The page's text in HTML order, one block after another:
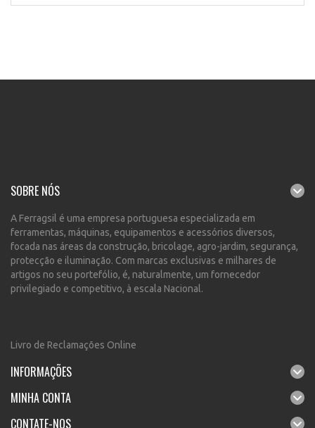
SOBRE NÓS
A Ferragsil é uma empresa portuguesa especializada em
ferramentas, máquinas, equipamentos e acessórios diversos,
focada nas áreas da construção, bricolage, agro-jardim, segurança,
protecção e iluminação. Com marcas exclusivas e milhares de
artigos no seu portefólio, é, naturalmente, um fornecedor
privilegiado e competitivo, à escala Nacional.
Livro de Reclamações Online
INFORMAÇÕES
MINHA CONTA
CONTATE-NOS